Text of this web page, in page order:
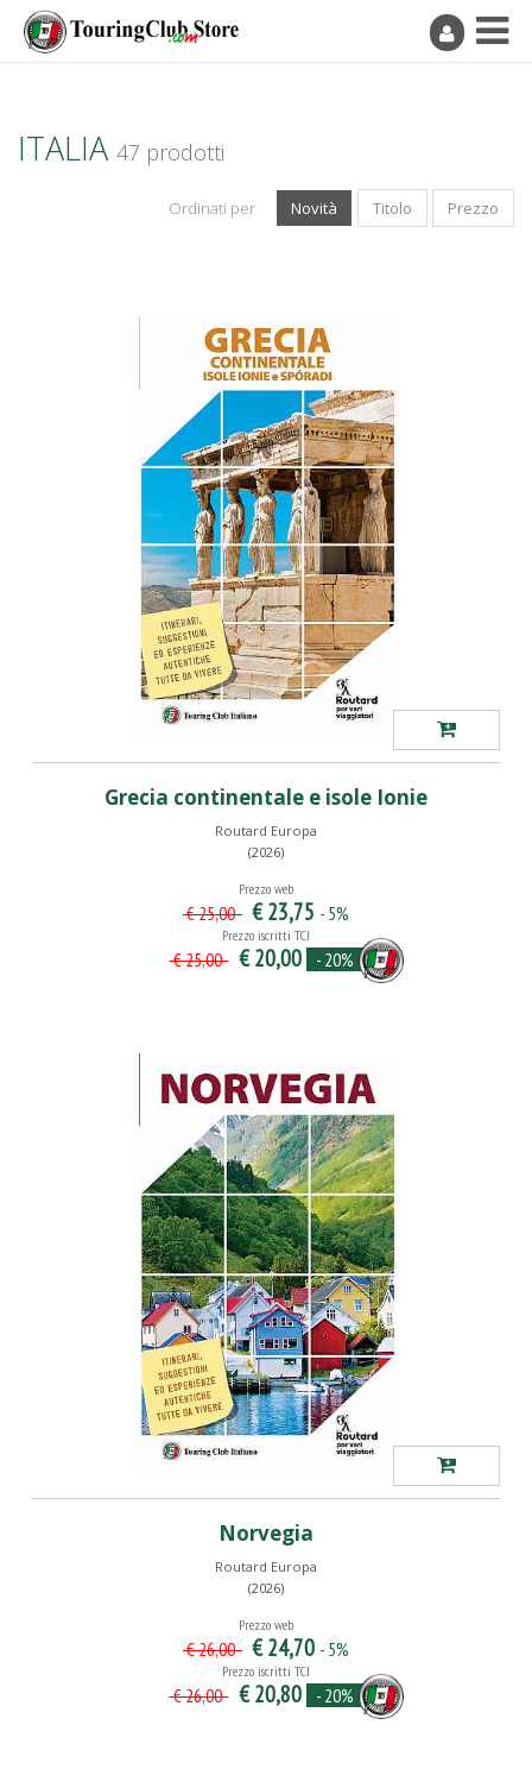
ITALIA 47 prodotti
Ordinati per Novità Titolo Prezzo
Grecia continentale e isole Ionie
Routard Europa
(2026)
Prezzo web
€ 25,00 € 23,75 - 5%
Prezzo iscritti TCI
€ 25,00 € 20,00 - 20%
Norvegia
Routard Europa
(2026)
Prezzo web
€ 26,00 € 24,70 - 5%
Prezzo iscritti TCI
€ 26,00 € 20,80 - 20%